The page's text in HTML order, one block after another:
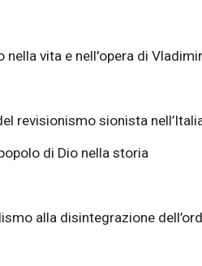
vita e nell'opera di
revisionismo sionista
di Dio nella storia
alla disintegrazione